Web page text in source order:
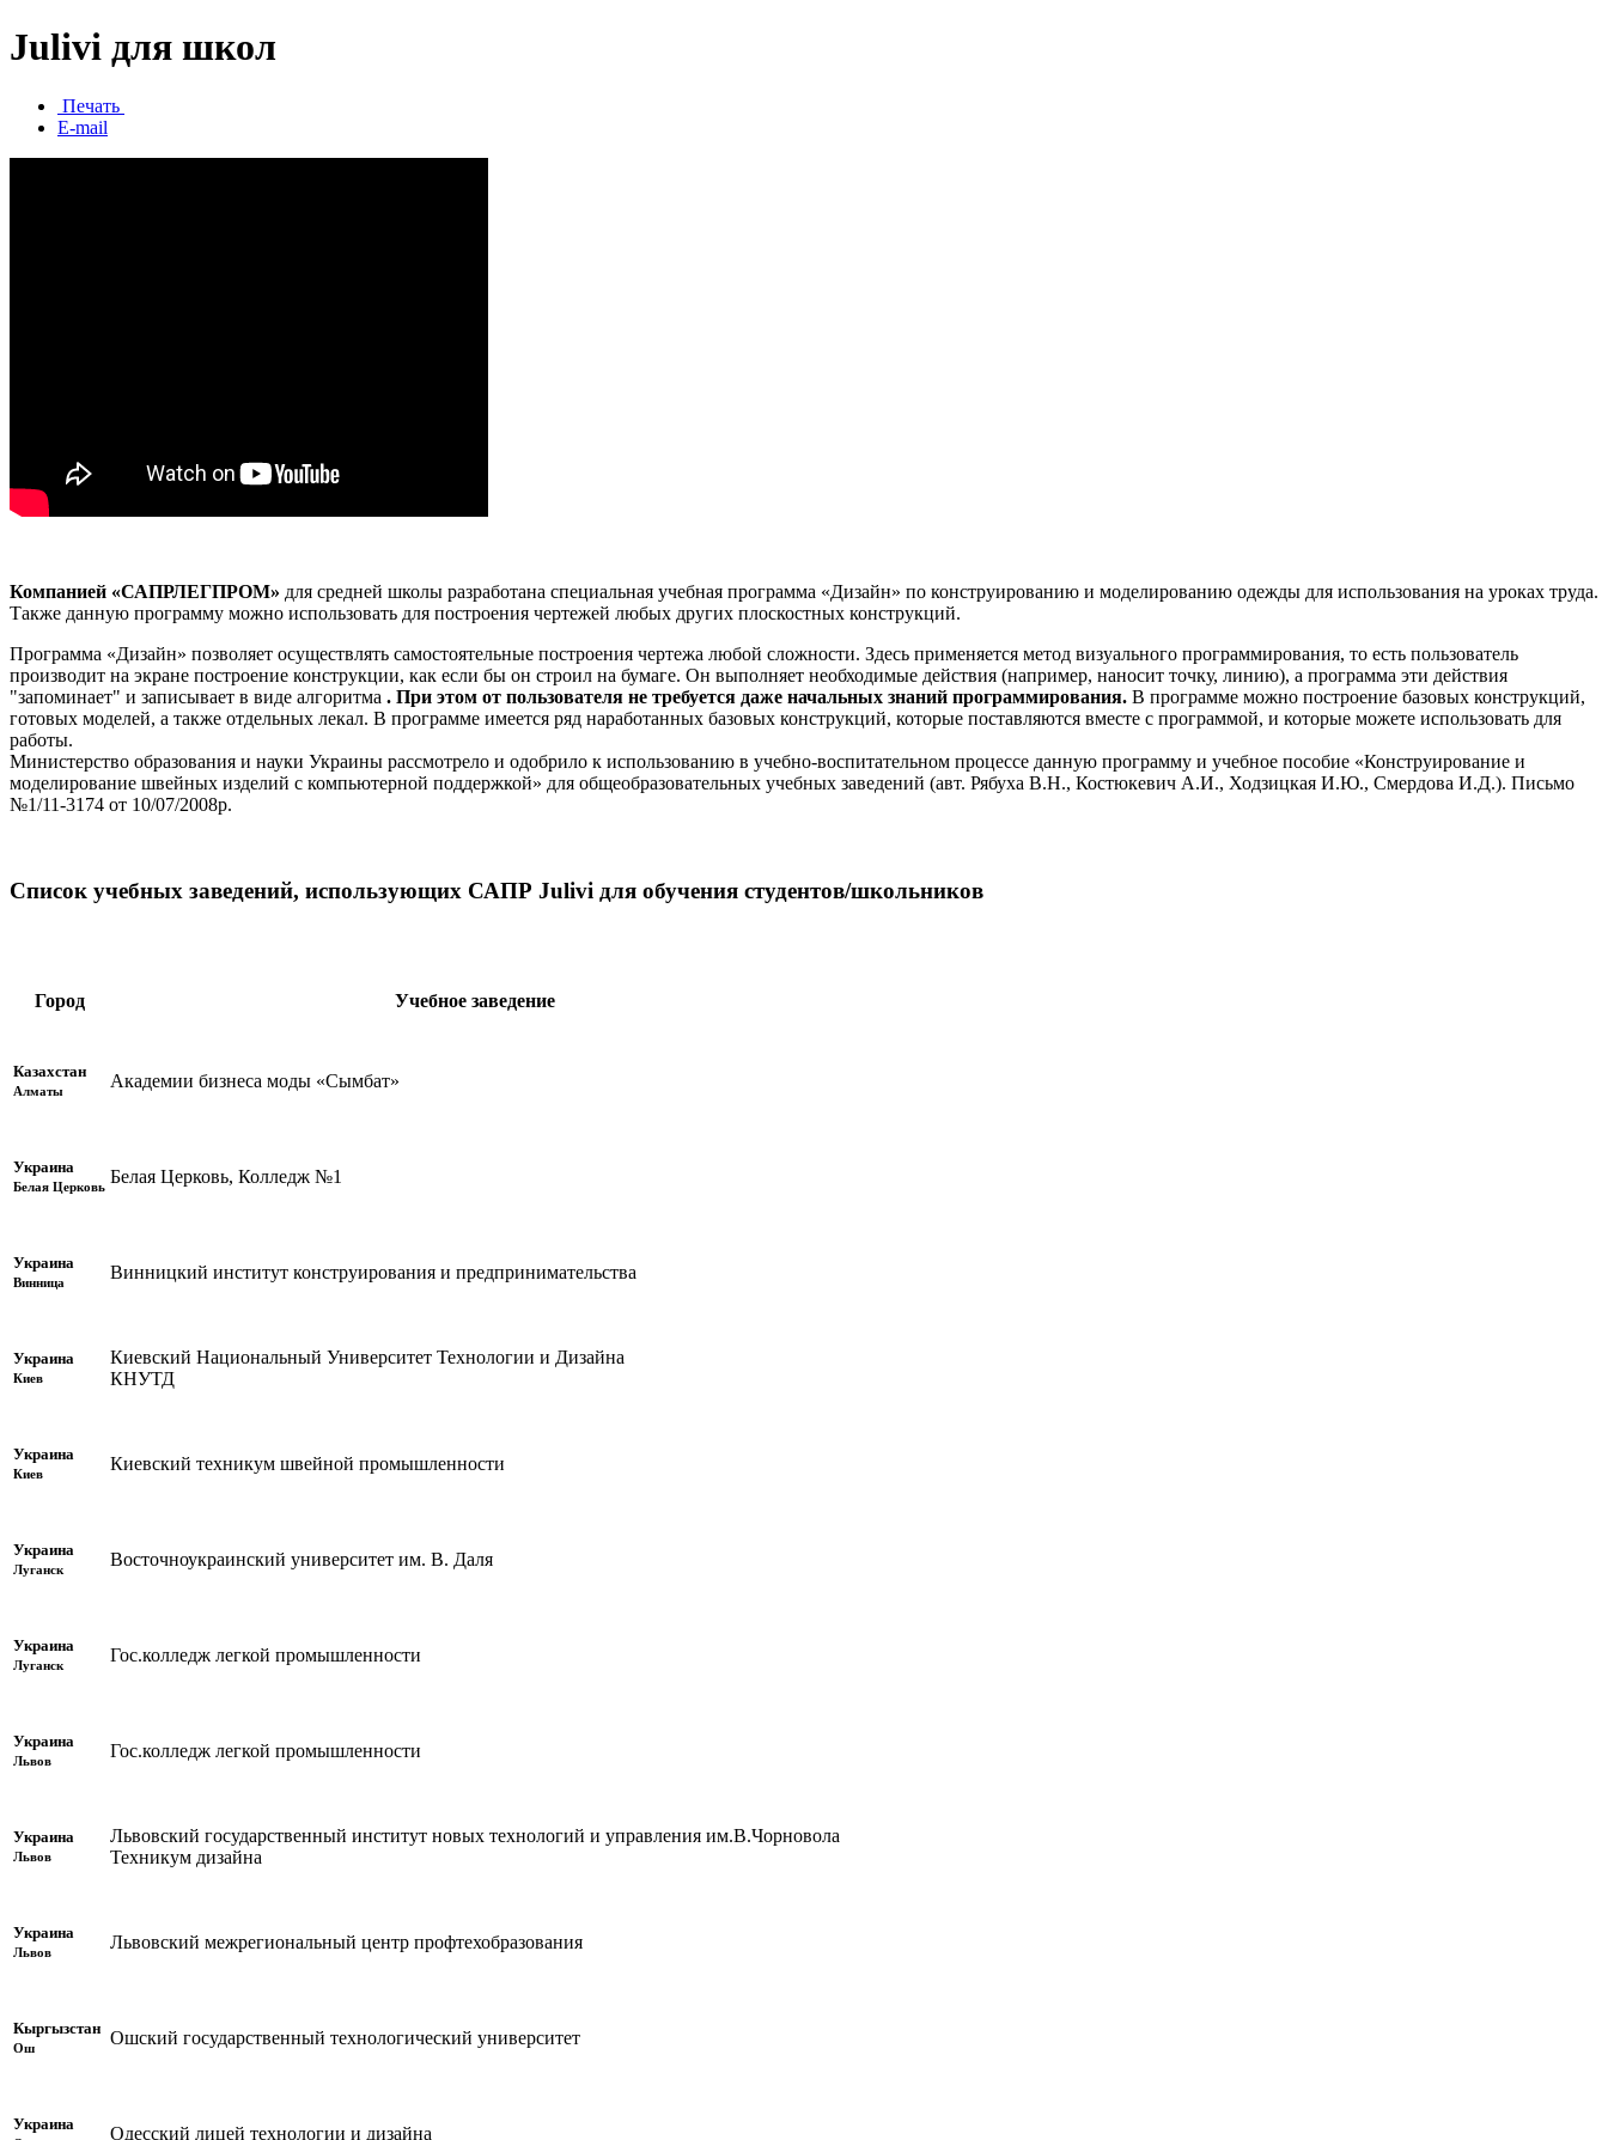
Julivi для школ
Печать
E-mail
Компанией «САПРЛЕГПРОМ» для средней школы разработана специальная учебная программа «Дизайн» по конструированию и моделированию одежды для использования на уроках труда.
Также данную программу можно использовать для построения чертежей любых других плоскостных конструкций.
Программа «Дизайн» позволяет осуществлять самостоятельные построения чертежа любой сложности. Здесь применяется метод визуального программирования, то есть пользователь
производит на экране построение конструкции, как если бы он строил на бумаге. Он выполняет необходимые действия (например, наносит точку, линию), а программа эти действия
"запоминает" и записывает в виде алгоритма . При этом от пользователя не требуется даже начальных знаний программирования. В программе можно построение базовых конструкций,
готовых моделей, а также отдельных лекал. В программе имеется ряд наработанных базовых конструкций, которые поставляются вместе с программой, и которые можете использовать для
работы.
Министерство образования и науки Украины рассмотрело и одобрило к использованию в учебно-воспитательном процессе данную программу и учебное пособие «Конструирование и
моделирование швейных изделий с компьютерной поддержкой» для общеобразовательных учебных заведений (авт. Рябуха В.Н., Костюкевич А.И., Ходзицкая И.Ю., Смердова И.Д.). Письмо
№1/11-3174 от 10/07/2008р.
Список учебных заведений, использующих САПР Julivi для обучения студентов/школьников
Город Учебное заведение
Казахстан
Алматы
Академии бизнеса моды «Сымбат»
Украина
Белая Церковь
Белая Церковь, Колледж №1
Украина
Винница
Винницкий институт конструирования и предпринимательства
Украина
Киев
Киевский Национальный Университет Технологии и Дизайна
КНУТД
Украина
Киев
Киевский техникум швейной промышленности
Украина
Луганск
Восточноукраинский университет им. В. Даля
Украина
Луганск
Гос.колледж легкой промышленности
Украина
Львов
Гос.колледж легкой промышленности
Украина
Львов
Львовский государственный институт новых технологий и управления им.В.Чорновола
Техникум дизайна
Украина
Львов
Львовский межрегиональный центр профтехобразования
Кыргызстан
Ош
Ошский государственный технологический университет
Украина Одесский лицей технологии и дизайна